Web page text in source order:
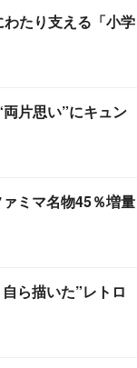
たり支える「小学
片思い”にキュン
ミマ名物45％増量
ら描いた”レトロ